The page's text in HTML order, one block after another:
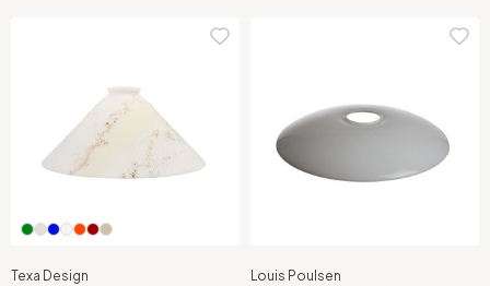
Texa Design Louis Poulsen